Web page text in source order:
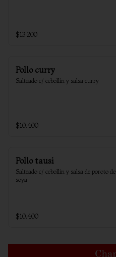
$13.200
Pollo curry
Salteado c/ cebollin y salsa curry
$10.400
Pollo tausi
Salteado c/ cebollin y salsa de poroto de
soya
$10.400